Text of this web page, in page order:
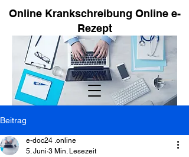
Online Krankschreibung Online e-
Rezept
Beitrag
e-doc24 .online
5. Juni 3 Min. Lesezeit